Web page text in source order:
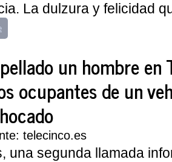
La dulzura y felicidad
un hombre en
ocupantes de un
telecinco.es
una segunda llamada